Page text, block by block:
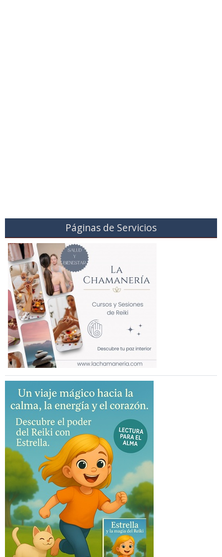
Páginas de Servicios